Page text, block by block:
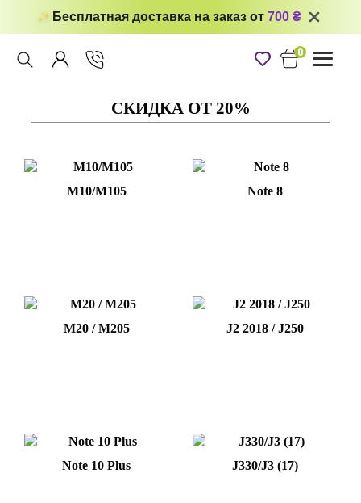
Бесплатная доставка на заказ от 700 ₴
0
Toggle
СКИДКА ОТ 20%
M10/M105 Note 8
M20 / M205 J2 2018 / J250
Note 10 Plus J330/J3 (17)